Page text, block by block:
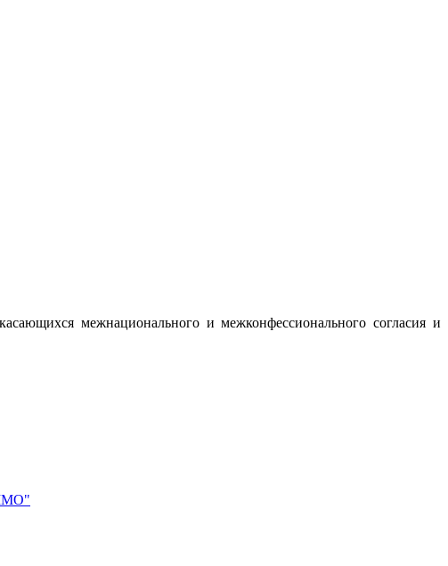
межнационального и межконфессионального согласия и